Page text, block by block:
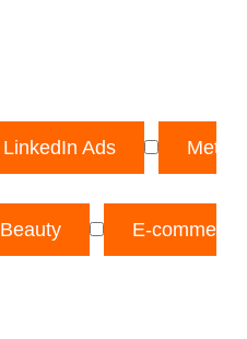
LinkedIn Ads Meta
Beauty
E-commerce